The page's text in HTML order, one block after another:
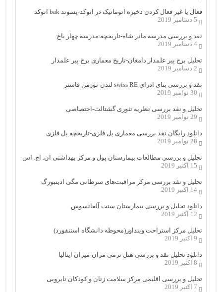
فعال یا غیر فعال کردن ذخیره اتوماتیک در اتوکد-پسوند bak اتوکد
5 دسامبر 2019
نقد و بررسی مدرسه مادر شاه-تاریخچه مدرسه چهار باغ
4 دسامبر 2019
تحلیل برج پیر علمدار دامغان-تاریخ معماری برج پیر علمدار
2 دسامبر 2019
نقد و بررسی بنای ادرای swiss RE لندن-نورمن فاستر
30 نوامبر 2019
تحلیل و نقد بررسی نظریه تئوری گشتالت-اختصاصی
29 نوامبر 2019
دانلود رایگان نقد بررسی معماری پل فلزی-تاریخچه پل فلزی
28 نوامبر 2019
تحلیل و بررسی مطالعات بیمارستان پول و مرکز بهداشتی ان. اچ. اس
15 اکتبر 2019
تحلیل و نقد بررسی مرکز مراقبت‌های سرطانی مگی ادینبورگ
14 اکتبر 2019
دانلود تحلیل و بررسی بیمارستان سنت آلفانسوس
12 اکتبر 2019
تحلیل مرکز استراحت وینداور(محوطه دانشگاه استنفورد)
9 اکتبر 2019
دانلود تحلیل نقد و بررسی هتل ترمی مران-میران ایتالیا
8 اکتبر 2019
تحلیل و بررسی اقلیمی مرکز سلامت زنان و کودکان نایروبی
7 اکتبر 2019